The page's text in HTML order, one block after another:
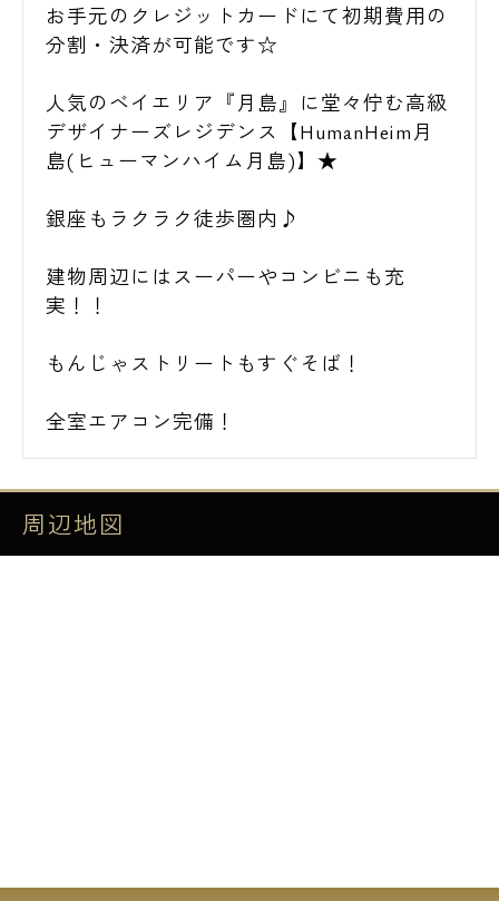
お手元のクレジットカードにて初期費用の
分割・決済が可能です☆
人気のベイエリア『月島』に堂々佇む高級
デザイナーズレジデンス【HumanHeim月
島(ヒューマンハイム月島)】★
銀座もラクラク徒歩圏内♪
建物周辺にはスーパーやコンビニも充
実！！
もんじゃストリートもすぐそば！
全室エアコン完備！
周辺地図